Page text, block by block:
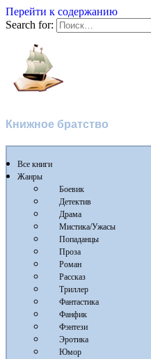
Перейти к содержанию
Search for:
Книжное братство
Все книги
Жанры
Боевик
Детектив
Драма
Мистика/Ужасы
Попаданцы
Проза
Роман
Рассказ
Триллер
Фантастика
Фанфик
Фэнтези
Эротика
Юмор